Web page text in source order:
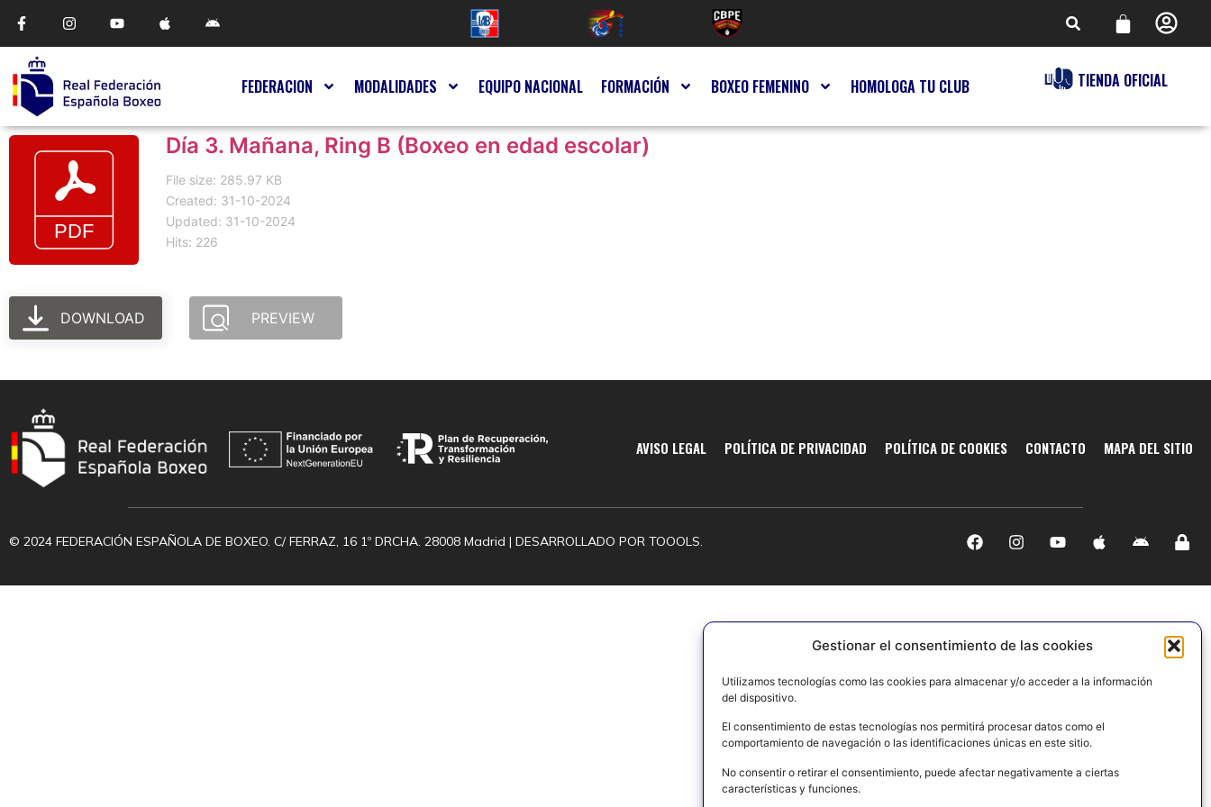
Gestionar el consentimiento de las cookies
Utilizamos tecnologías como las cookies para almacenar y/o acceder a la información
del dispositivo.
El consentimiento de estas tecnologías nos permitirá procesar datos como el
comportamiento de navegación o las identificaciones únicas en este sitio.
No consentir o retirar el consentimiento, puede afectar negativamente a ciertas
características y funciones.
FEDERACION MODALIDADES EQUIPO NACIONAL FORMACIÓN BOXEO FEMENINO HOMOLOGA TU CLUB TIENDA OFICIAL
Día 3. Mañana, Ring B (Boxeo en edad escolar)
File size: 285.97 KB
Created: 31-10-2024
Updated: 31-10-2024
Hits: 226
DOWNLOAD PREVIEW
AVISO LEGAL POLÍTICA DE PRIVACIDAD POLÍTICA DE COOKIES CONTACTO MAPA DEL SITIO
© 2024 FEDERACIÓN ESPAÑOLA DE BOXEO. C/ FERRAZ, 16 1º DRCHA. 28008 Madrid | DESARROLLADO POR TOOOLS.